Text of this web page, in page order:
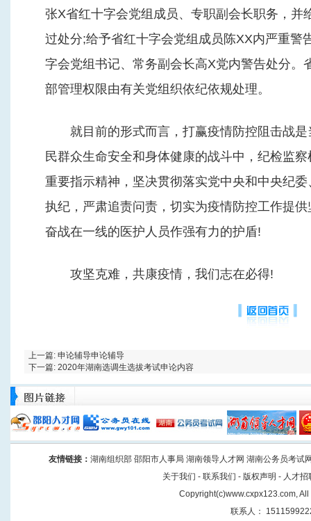
张X省红十字会党组成员、专职副会长职务，并
过处分;给予省红十字会党组成员陈XX内严重警
字会党组书记、常务副会长高X党内警告处分。
部管理权限由有关党组织依纪依规处理。
就目前的形式而言，打赢疫情防控阻击战是
民群众生命安全和身体健康的战斗中，纪检监
重要指示精神，坚决贯彻落实党中央和中央纪
执纪，严肃追责问责，切实为疫情防控工作提
奋战在一线的医护人员作强有力的护盾!
攻坚克难，共康疫情，我们志在必得!
上一篇: 申论辅导申论辅导
下一篇: 2020年湖南选调生选拔考试申论内容
友情链接 ： 湖南组织部 邵阳市人事局 湖南领导人才网 湖南公务员考试
关于我们 - 联系我们 - 版权声明 - 人才招
Copyright(c)www.cxpx123.com,
联系人：